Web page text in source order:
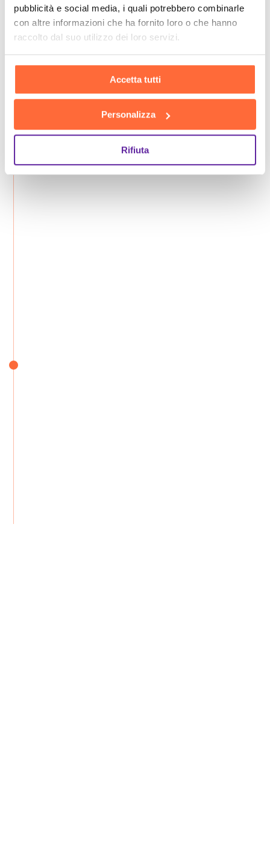
pubblicità e social media, i quali potrebbero combinarle
con altre informazioni che ha fornito loro o che hanno
raccolto dal suo utilizzo dei loro servizi.
Accetta tutti
Personalizza
Rifiuta